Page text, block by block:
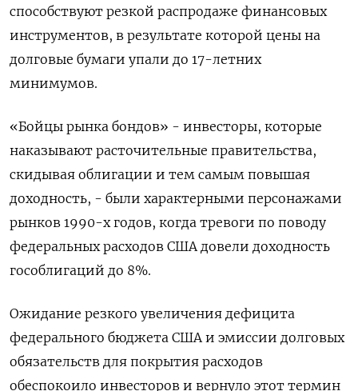
способствуют резкой распродаже финансовых
инструментов, в результате которой цены на
долговые бумаги упали до 17-летних
минимумов.
«Бойцы рынка бондов» - инвесторы, которые
наказывают расточительные правительства,
скидывая облигации и тем самым повышая
доходность, - были характерными персонажами
рынков 1990-х годов, когда тревоги по поводу
федеральных расходов США довели доходность
гособлигаций до 8%.
Ожидание резкого увеличения дефицита
федерального бюджета США и эмиссии долговых
обязательств для покрытия расходов
обеспокоило инвесторов и вернуло этот термин